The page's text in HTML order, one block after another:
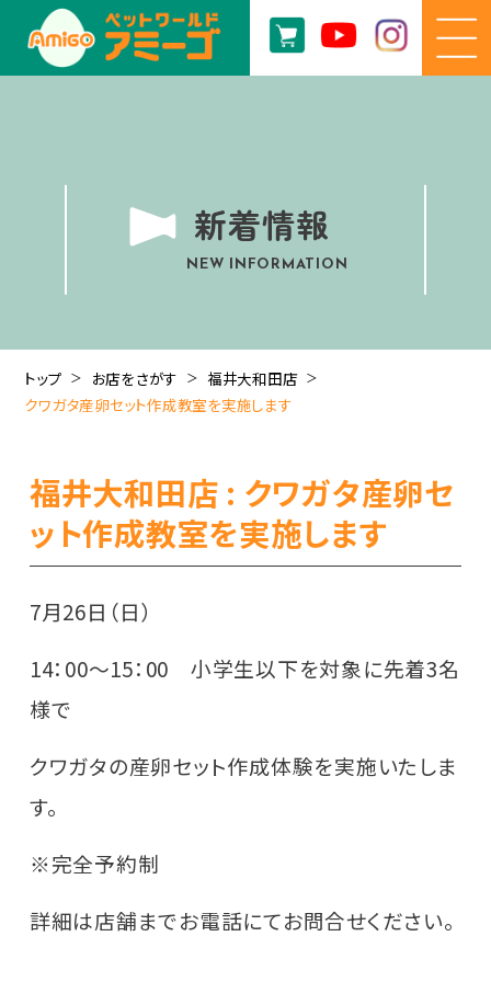
新着情報
NEW INFORMATION
トップ お店をさがす
福井大和田店
クワガタ産卵セット作成教室を実施します
福井大和田店 : クワガタ産卵セ
ット作成教室を実施します
7月26日（日）
14：00～15：00 小学生以下を対象に先着3名
様で
クワガタの産卵セット作成体験を実施いたしま
す。
※完全予約制
詳細は店舗までお電話にてお問合せください。